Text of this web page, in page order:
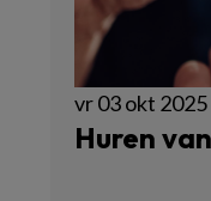
vr 03 okt
Huren